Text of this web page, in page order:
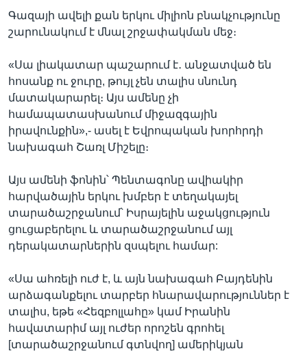
Գազայի ավելի քան երկու միլիոն բնակչությունը
շարունակում է մնալ շրջափակման մեջ։
«Սա լիակատար պաշարում է․ անջատված են
հոսանք ու ջուրը, թույլ չեն տալիս սնունդ
մատակարարել։ Այս ամենը չի
համապատասխանում միջազգային
իրավունքին»,- ասել է Եվրոպական խորհրդի
նախագահ Շառլ Միշելը։
Այս ամենի ֆոնին՝ Պենտագոնը ավիակիր
հարվածային երկու խմբեր է տեղակայել
տարածաշրջանում՝ Իսրայելին աջակցություն
ցուցաբերելու և տարածաշրջանում այլ
դերակատարներին զսպելու համար:
«Սա ահռելի ուժ է, և այն նախագահ Բայդենին
արձագանքելու տարբեր հնարավարություններ է
տալիս, եթե «Հեզբոլլահը» կամ Իրանին
հավատարիմ այլ ուժեր որոշեն գրոհել
[տարածաշրջանում գտնվող] ամերիկյան